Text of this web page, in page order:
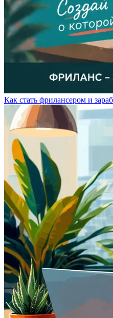
Как стать фрилансером и